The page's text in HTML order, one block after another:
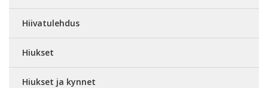
Hiivatulehdus
Hiukset
Hiukset ja kynnet